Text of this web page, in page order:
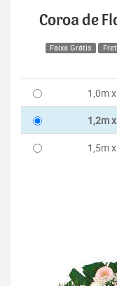
Coroa de
Faixa Grátis
1,0m
1,2m
1,5m